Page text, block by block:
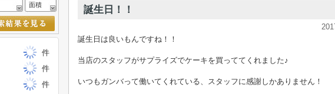
誕生日！！
誕生日は良いもんですね！！
当店のスタッフがサプライズでケーキを買っててくれました♪
いつもガンバって働いてくれている、スタッフに感謝しかありません！
面積
件
件
件